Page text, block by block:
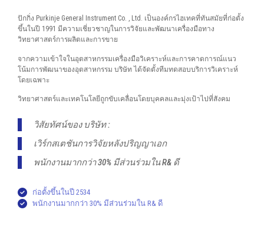
ปักกิ่ง Purkinje General Instrument Co. , Ltd. เป็นองค์กรไฮเทคที่ทันสมัยที่ก่อตั้ง
ขึ้นในปี 1991 มีความเชี่ยวชาญในการวิจัยและพัฒนาเครื่องมือทาง
วิทยาศาสตร์การผลิตและการขาย
จากความเข้าใจในอุตสาหกรรมเครื่องมือวิเคราะห์และการคาดการณ์แนว
โน้มการพัฒนาของอุตสาหกรรม บริษัท ได้จัดตั้งทีมทดสอบบริการวิเคราะห์
โดยเฉพาะ
วิทยาศาสตร์และเทคโนโลยีถูกขับเคลื่อนโดยบุคคลและมุ่งเป้าไปที่สังคม
วิสัยทัศน์ของ บริษัท :
เวิร์กสเตชันการวิจัยหลังปริญญาเอก
พนักงานมากกว่า 30% มีส่วนร่วมใน R& ดี
ก่อตั้งขึ้นในปี 2534
พนักงานมากกว่า 30% มีส่วนร่วมใน R& ดี